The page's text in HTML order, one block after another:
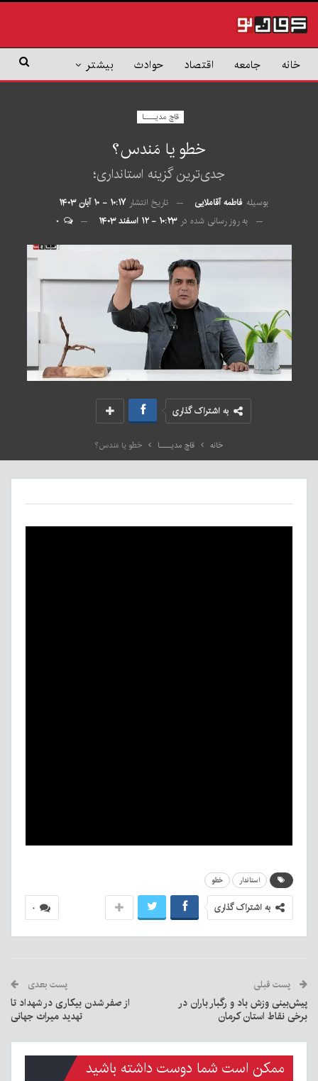
خانه جامعه اقتصاد حوادث بیشتر
قاچ مدیــــا
خطو یا مَندس؟
جدی‌ترین گزینه استانداری؛
بوسیله فاطمه آقاملایی تاریخ انتشار ۱۰:۱۷ - ۱۰ آبان ۱۴۰۳
به روز رسانی شده در ۱۰:۲۳ - ۱۲ اسفند ۱۴۰۳ ۰
به اشتراک گذاری
خانه قاچ مدیــــا خطو یا مَندس؟
استاندار خطو
۰ به اشتراک گذاری
پست قبلی
پیش‌بینی وزش باد و رگبار باران در
برخی نقاط استان کرمان
پست بعدی
از صفر شدن بیکاری در شهداد تا
تهدید میراث جهانی
ممکن است شما دوست داشته باشید